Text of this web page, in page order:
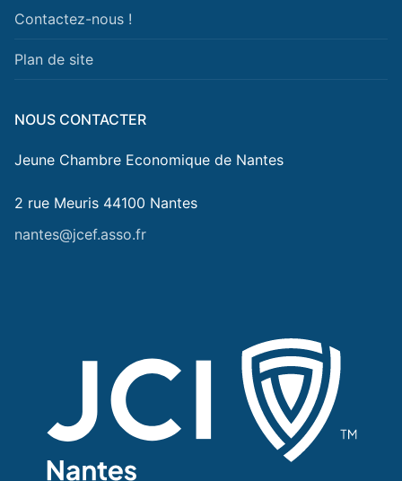
Contactez-nous !
Plan de site
NOUS CONTACTER
Jeune Chambre Economique de Nantes
2 rue Meuris 44100 Nantes
nantes@jcef.asso.fr